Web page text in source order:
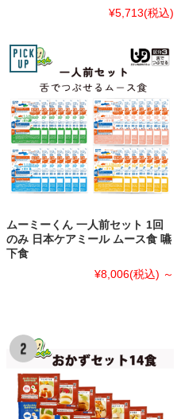
¥5,713(税込)
ムーミーくん 一人前セット 1回
のみ 日本ケアミール ムース食 嚥
下食
¥8,006(税込) ～